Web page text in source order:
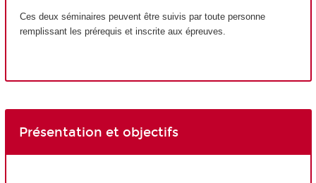
Ces deux séminaires peuvent être suivis par toute personne
remplissant les prérequis et inscrite aux épreuves.
Présentation et objectifs